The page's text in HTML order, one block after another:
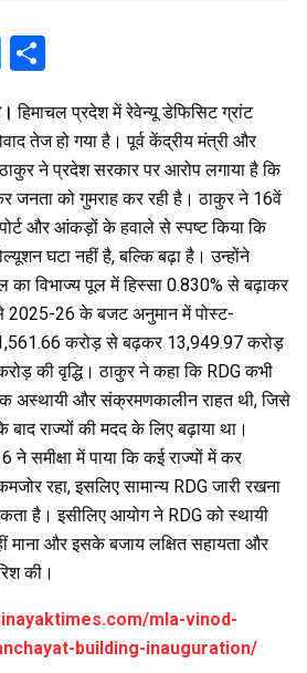
T
e
gr
a
m
ar
e
हिमाचल प्रदेश में रेवेन्यू डेफिसिट ग्रांट
तेज हो गया है। पूर्व केंद्रीय मंत्री और
ने प्रदेश सरकार पर आरोप लगाया है कि
जनता को गुमराह कर रही है। ठाकुर ने 16वें
और आंकड़ों के हवाले से स्पष्ट किया कि
घटा नहीं है, बल्कि बढ़ा है। उन्होंने
का विभाज्य पूल में हिस्सा 0.830% से बढ़ाकर
2025-26 के बजट अनुमान में पोस्ट-
करोड़ से बढ़कर 13,949.97 करोड़
की वृद्धि। ठाकुर ने कहा कि RDG कभी
अस्थायी और संक्रमणकालीन राहत थी, जिसे
राज्यों की मदद के लिए बढ़ाया था।
ने समीक्षा में पाया कि कई राज्यों में कर
रहा, इसलिए सामान्य RDG जारी रखना
है। इसीलिए आयोग ने RDG को स्थायी
माना और इसके बजाय लक्षित सहायता और
की।
mla-vinod-
building-inauguration/